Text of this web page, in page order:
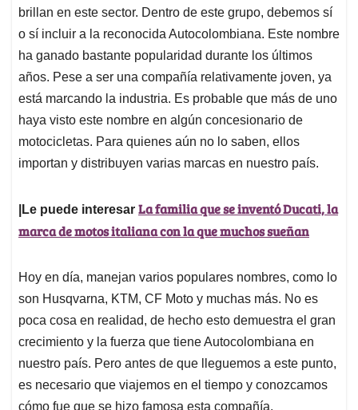
p
k
n
brillan en este sector. Dentro de este grupo, debemos sí
o sí incluir a la reconocida Autocolombiana. Este nombre
ha ganado bastante popularidad durante los últimos
años. Pese a ser una compañía relativamente joven, ya
está marcando la industria. Es probable que más de uno
haya visto este nombre en algún concesionario de
motocicletas. Para quienes aún no lo saben, ellos
importan y distribuyen varias marcas en nuestro país.
|Le puede interesar La familia que se inventó Ducati, la
marca de motos italiana con la que muchos sueñan
Hoy en día, manejan varios populares nombres, como lo
son Husqvarna, KTM, CF Moto y muchas más. No es
poca cosa en realidad, de hecho esto demuestra el gran
crecimiento y la fuerza que tiene Autocolombiana en
nuestro país. Pero antes de que lleguemos a este punto,
es necesario que viajemos en el tiempo y conozcamos
cómo fue que se hizo famosa esta compañía.